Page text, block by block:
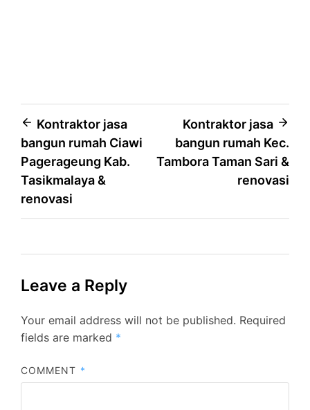
Post
navigation
Kontraktor jasa
bangun rumah Ciawi
Pagerageung Kab.
Tasikmalaya &
renovasi
Kontraktor jasa
bangun rumah Kec.
Tambora Taman Sari &
renovasi
Leave a Reply
Your email address will not be published. Required
fields are marked *
COMMENT *